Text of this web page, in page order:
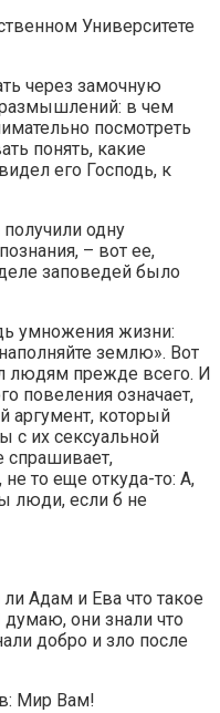
Университете
через замочную
в чем
посмотреть
понять, какие
его Господь, к
одну
– вот ее,
заповедей было
умножения жизни:
землю». Вот
людям прежде всего. И
повеления означает,
аргумент, который
с их сексуальной
то еще откуда-то: А,
люди, если б не
Адам и Ева что такое
они знали что
добро и зло после
Мир Вам!